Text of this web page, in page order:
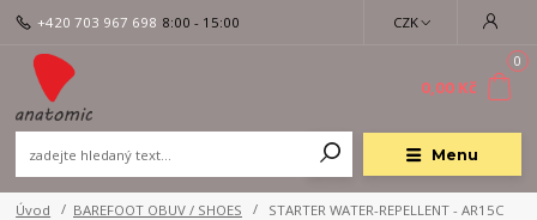
Menu
CZK
+420 703 967 698 8:00 - 15:00
0
0,00 Kč
Úvod BAREFOOT OBUV / SHOES STARTER WATER-REPELLENT - AR15C